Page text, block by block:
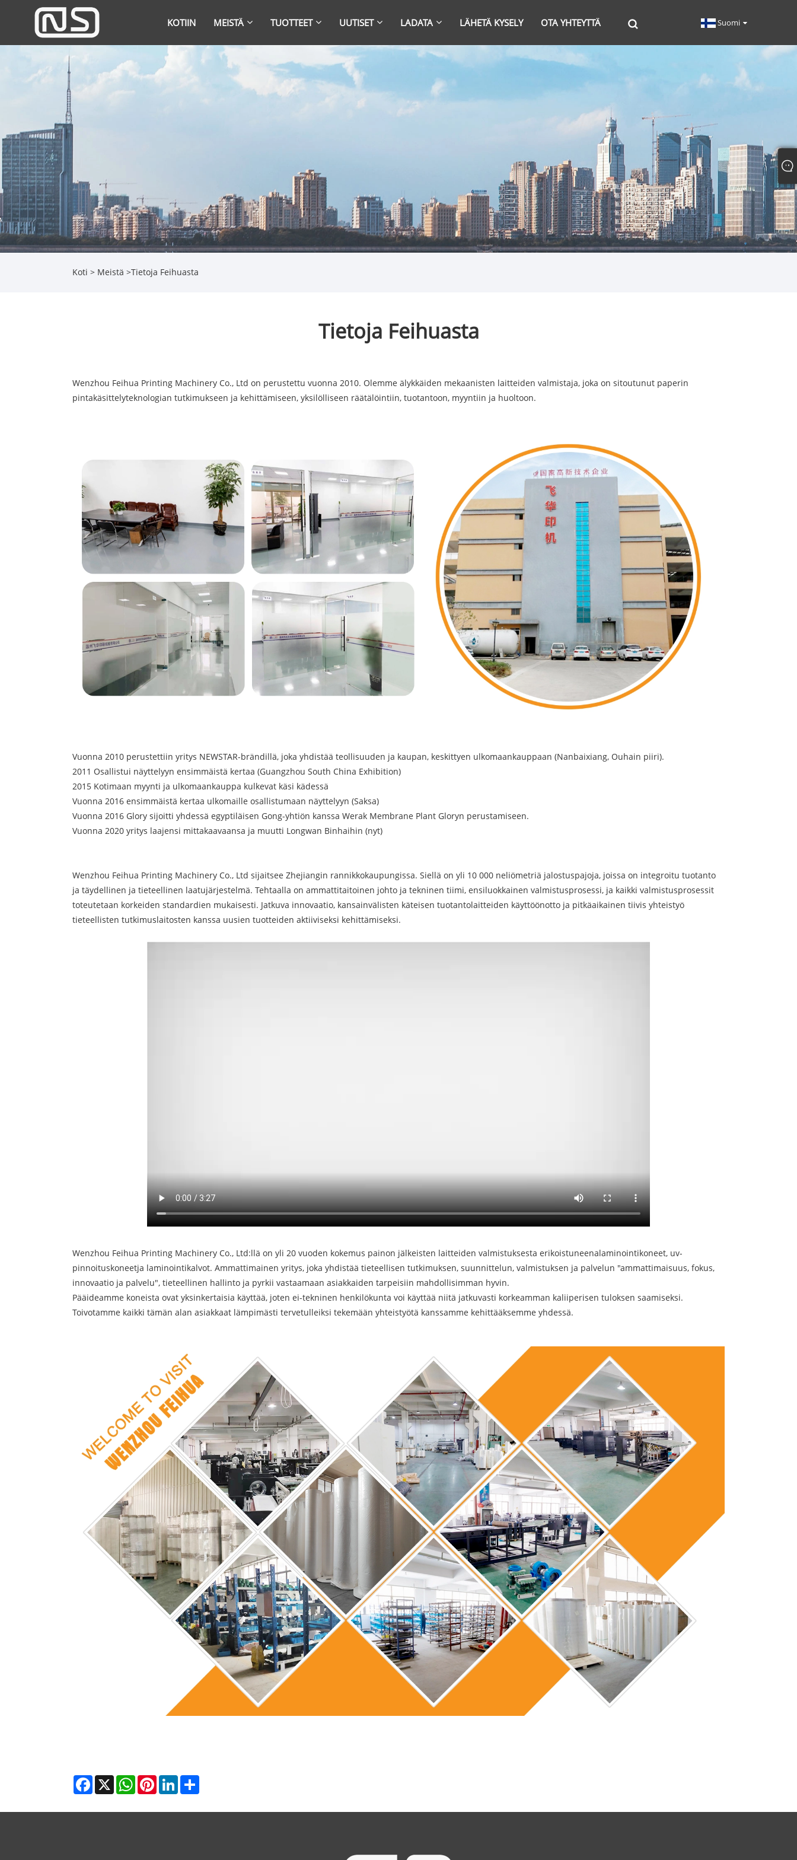
KOTIIN MEISTÄ TUOTTEET UUTISET LADATA LÄHETÄ KYSELY OTA YHTEYTTÄ Suomi
Koti > Meistä >Tietoja Feihuasta
Tietoja Feihuasta
Wenzhou Feihua Printing Machinery Co., Ltd on perustettu vuonna 2010. Olemme älykkäiden mekaanisten laitteiden valmistaja, joka on sitoutunut paperin
pintakäsittelyteknologian tutkimukseen ja kehittämiseen, yksilölliseen räätälöintiin, tuotantoon, myyntiin ja huoltoon.
Vuonna 2010 perustettiin yritys NEWSTAR-brändillä, joka yhdistää teollisuuden ja kaupan, keskittyen ulkomaankauppaan (Nanbaixiang, Ouhain piiri).
2011 Osallistui näyttelyyn ensimmäistä kertaa (Guangzhou South China Exhibition)
2015 Kotimaan myynti ja ulkomaankauppa kulkevat käsi kädessä
Vuonna 2016 ensimmäistä kertaa ulkomaille osallistumaan näyttelyyn (Saksa)
Vuonna 2016 Glory sijoitti yhdessä egyptiläisen Gong-yhtiön kanssa Werak Membrane Plant Gloryn perustamiseen.
Vuonna 2020 yritys laajensi mittakaavaansa ja muutti Longwan Binhaihin (nyt)
Wenzhou Feihua Printing Machinery Co., Ltd sijaitsee Zhejiangin rannikkokaupungissa. Siellä on yli 10 000 neliömetriä jalostuspajoja, joissa on integroitu tuotanto
ja täydellinen ja tieteellinen laatujärjestelmä. Tehtaalla on ammattitaitoinen johto ja tekninen tiimi, ensiluokkainen valmistusprosessi, ja kaikki valmistusprosessit
toteutetaan korkeiden standardien mukaisesti. Jatkuva innovaatio, kansainvälisten käteisen tuotantolaitteiden käyttöönotto ja pitkäaikainen tiivis yhteistyö
tieteellisten tutkimuslaitosten kanssa uusien tuotteiden aktiiviseksi kehittämiseksi.
Wenzhou Feihua Printing Machinery Co., Ltd:llä on yli 20 vuoden kokemus painon jälkeisten laitteiden valmistuksesta erikoistuneenalaminointikoneet, uv-
pinnoituskoneetja laminointikalvot. Ammattimainen yritys, joka yhdistää tieteellisen tutkimuksen, suunnittelun, valmistuksen ja palvelun "ammattimaisuus, fokus,
innovaatio ja palvelu", tieteellinen hallinto ja pyrkii vastaamaan asiakkaiden tarpeisiin mahdollisimman hyvin.
Pääideamme koneista ovat yksinkertaisia ​​käyttää, joten ei-tekninen henkilökunta voi käyttää niitä jatkuvasti korkeamman kaliiperisen tuloksen saamiseksi.
Toivotamme kaikki tämän alan asiakkaat lämpimästi tervetulleiksi tekemään yhteistyötä kanssamme kehittääksemme yhdessä.
Facebook
X WhatsAppPinterestLinkedIn